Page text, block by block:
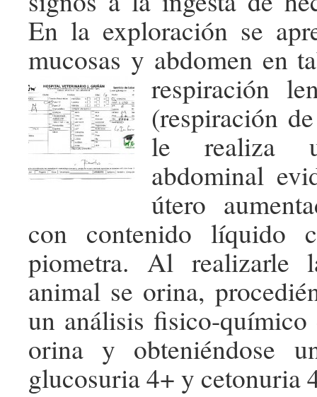
En la exploración se
mucosas y abdomen en
respiración
(respiración
le realiza
abdominal
útero
con contenido líquido
piometra. Al realizarle
animal se orina,
un análisis fisico-
orina y obteniéndose
glucosuria 4+ y cetonuria